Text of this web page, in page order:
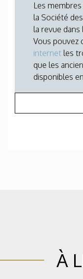
Les
la Société
la revue dans
Vous pouvez
internet les
que les
disponibles
À